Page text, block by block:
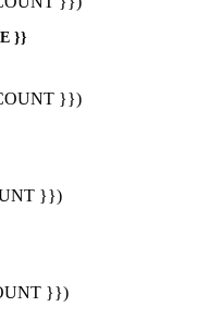
}}
}})
}})
}})